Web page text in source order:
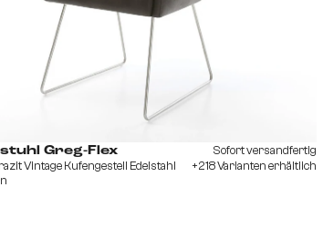
Greg-Flex
Vintage Kufengestell Edelstahl
Sofort versandfertig
+218 Varianten erhältlich